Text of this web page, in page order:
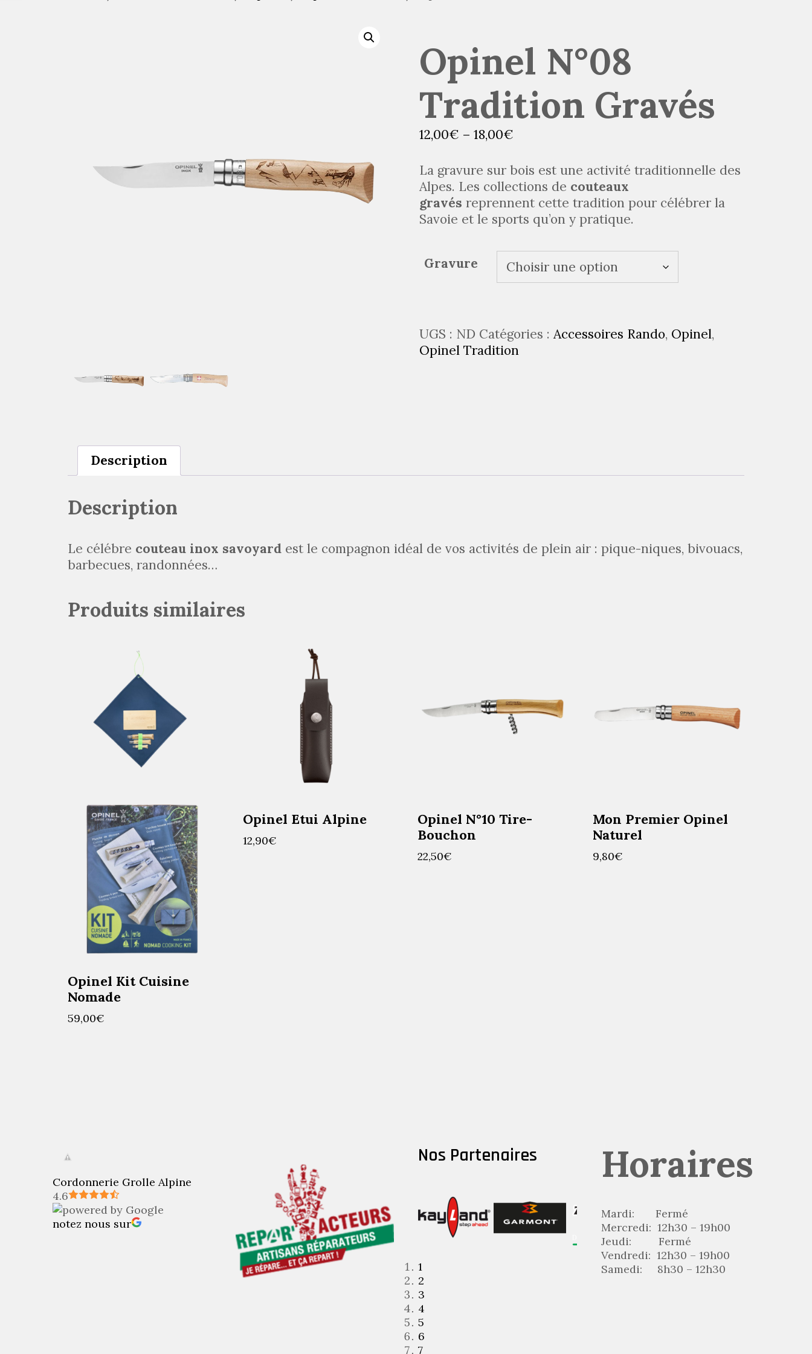
Opinel N°08
Tradition Gravés
12,00€ –18,00€
La gravure sur bois est une activité traditionnelle des
Alpes. Les collections de couteaux
gravés reprennent cette tradition pour célébrer la
Savoie et le sports qu’on y pratique.
Gravure
UGS : ND Catégories :Accessoires Rando, Opinel,
Opinel Tradition
Description
Description
Le célébre couteau inox savoyard est le compagnon idéal de vos activités de plein air : pique-niques, bivouacs,
barbecues, randonnées…
Produits similaires
Opinel Kit Cuisine
Nomade
59,00€
Opinel Etui Alpine
12,90€
Opinel N°10 Tire-
Bouchon
22,50€
Mon Premier Opinel
Naturel
9,80€
Cordonnerie Grolle Alpine
4.6
notez nous sur
Nos Partenaires
1
2
3
4
5
6
7
Horaires
Mardi: Fermé
Mercredi: 12h30 – 19h00
Jeudi: Fermé
Vendredi: 12h30 – 19h00
Samedi: 8h30 – 12h30